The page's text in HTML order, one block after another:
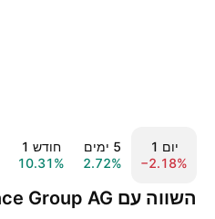
יום ‎1‎
−2.18%
‎5‎ ימים
2.72%
חודש ‎1‎
10.31%
השווה עם Vienna Insurance Group AG